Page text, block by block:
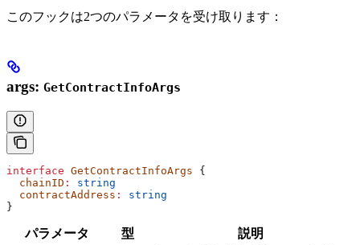
このフックは2つのパラメータを受け取ります：
args: GetContractInfoArgs
interface GetContractInfoArgs {
  chainID
:
string
  contractAddress
:
string
}
パラメータ 型 説明